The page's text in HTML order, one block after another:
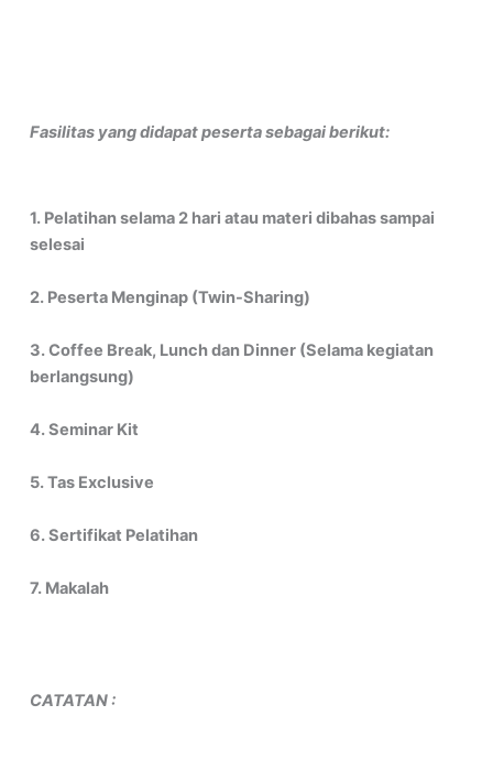
Fasilitas yang didapat peserta sebagai berikut:
1. Pelatihan selama 2 hari atau materi dibahas sampai
selesai
2. Peserta Menginap (Twin-Sharing)
3. Coffee Break, Lunch dan Dinner (Selama kegiatan
berlangsung)
4. Seminar Kit
5. Tas Exclusive
6. Sertifikat Pelatihan
7. Makalah
CATATAN :